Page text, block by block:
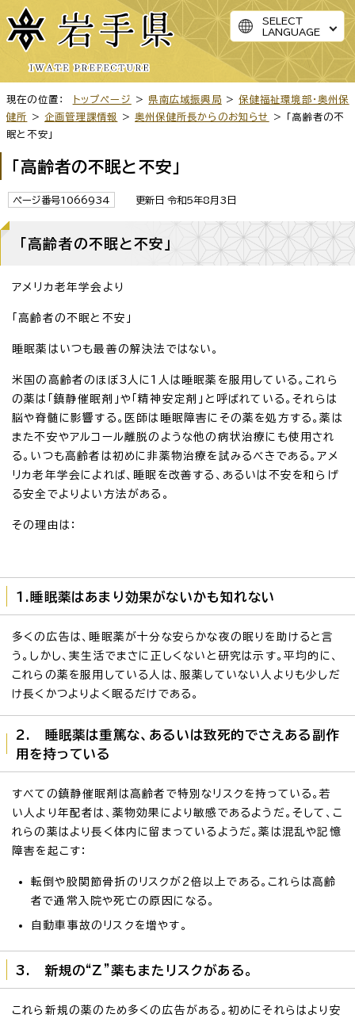
SELECT
LANGUAGE
現在の位置： トップページ > 県南広域振興局 >保健福祉環境部・奥州保
健所
>企画管理課情報 >奥州保健所長からのお知らせ
> 「高齢者の不
眠と不安」
「高齢者の不眠と不安」
ページ番号1066934 更新日 令和5年8月3日
「高齢者の不眠と不安」
アメリカ老年学会より
「高齢者の不眠と不安」
睡眠薬はいつも最善の解決法ではない。
米国の高齢者のほぼ3人に1人は睡眠薬を服用している。これら
の薬は「鎮静催眠剤」や「精神安定剤」と呼ばれている。それらは
脳や脊髄に影響する。医師は睡眠障害にその薬を処方する。薬は
また不安やアルコール離脱のような他の病状治療にも使用され
る。いつも高齢者は初めに非薬物治療を試みるべきである。アメ
リカ老年学会によれば、睡眠を改善する、あるいは不安を和らげ
る安全でよりよい方法がある。
その理由は：
1.睡眠薬はあまり効果がないかも知れない
多くの広告は、睡眠薬が十分な安らかな夜の眠りを助けると言
う。しかし、実生活でまさに正しくないと研究は示す。平均的に、
これらの薬を服用している人は、服薬していない人よりも少しだ
け長くかつよりよく眠るだけである。
2. 睡眠薬は重篤な、あるいは致死的でさえある副作
用を持っている
すべての鎮静催眠剤は高齢者で特別なリスクを持っている。若
い人より年配者は、薬物効果により敏感であるようだ。そして、こ
れらの薬はより長く体内に留まっているようだ。薬は混乱や記憶
障害を起こす：
転倒や股関節骨折のリスクが2倍以上である。これらは高齢
者で通常入院や死亡の原因になる。
自動車事故のリスクを増やす。
3. 新規の“Z”薬もまたリスクがある。
これら新規の薬のため多くの広告がある。初めにそれらはより安